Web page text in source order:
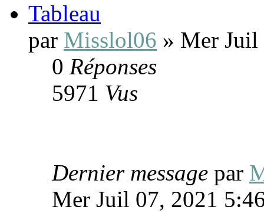
Tableau
par Misslol06 » Mer Juil
0 Réponses
5971 Vus
Dernier message par
Mer Juil 07, 2021